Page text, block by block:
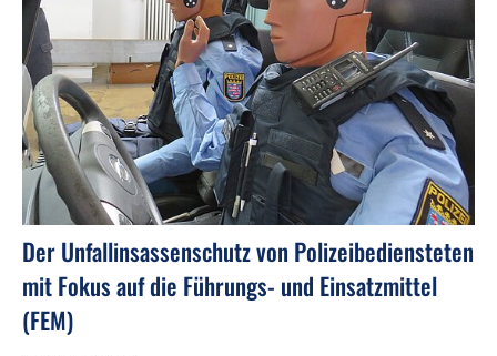
Der Unfallinsassenschutz von ­Polizeibediensteten
mit Fokus auf die Führungs- und Einsatzmittel
(FEM)